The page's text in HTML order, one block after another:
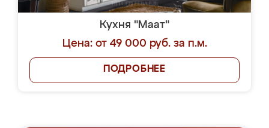
Кухня "Маат"
Цена: от 49 000 руб. за п.м.
ПОДРОБНЕЕ